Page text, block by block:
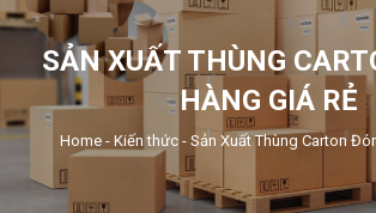
SẢN XUẤT THÙNG
HÀNG GIÁ RẺ
Home- Kiến thức- Sản Xuất Thùng Carton